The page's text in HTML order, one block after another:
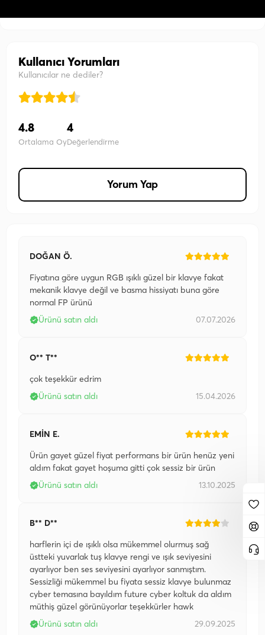
Kullanıcı Yorumları
Kullanıcılar ne dediler?
4.8
Ortalama Oy
4
Değerlendirme
Yorum Yap
DOĞAN Ö.
Fiyatına göre uygun RGB ışıklı güzel bir klavye fakat
mekanik klavye değil ve basma hissiyatı buna göre
normal FP ürünü
Ürünü satın aldı
07.07.2026
O** T**
çok teşekkür edrim
Ürünü satın aldı
15.04.2026
EMİN E.
Ürün gayet güzel fiyat performans bir ürün henüz yeni
aldım fakat gayet hoşuma gitti çok sessiz bir ürün
Ürünü satın aldı
13.10.2025
B** D**
harflerin içi de ışıklı olsa mükemmel olurmuş sağ
üstteki yuvarlak tuş klavye rengi ve ışık seviyesini
ayarlıyor ben ses seviyesini ayarlıyor sanmıştım.
Sessizliği mükemmel bu fiyata sessiz klavye bulunmaz
cyber temasına bayıldım future cyber koltuk da aldım
müthiş güzel görünüyorlar teşekkürler hawk
Ürünü satın aldı
29.09.2025